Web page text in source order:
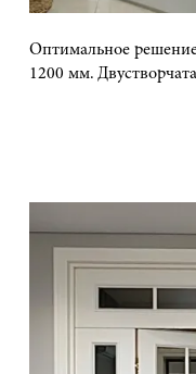
Оптимальное
1200 мм.